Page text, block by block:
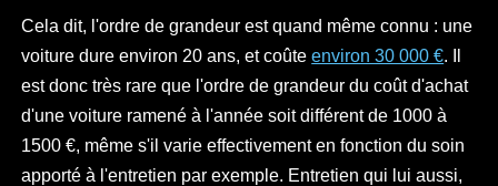
Cela dit, l'ordre de grandeur est quand même connu : une
voiture dure environ 20 ans, et coûteenviron 30 000 €. Il
est donc très rare que l'ordre de grandeur du coût d'achat
d'une voiture ramené à l'année soit différent de 1000 à
1500 €, même s'il varie effectivement en fonction du soin
apporté à l'entretien par exemple. Entretien qui lui aussi,